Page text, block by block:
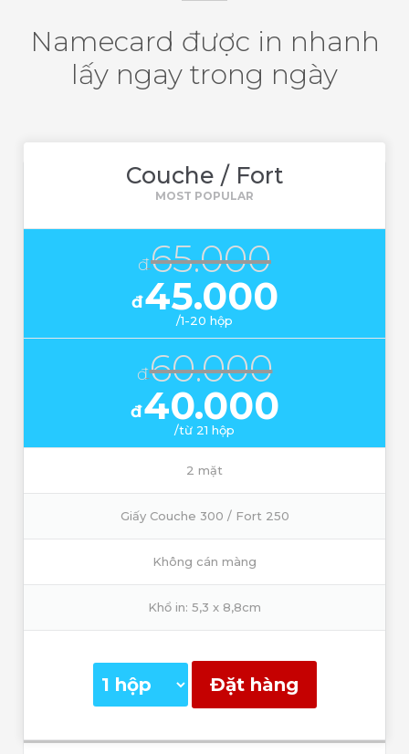
Namecard được in nhanh
lấy ngay trong ngày
Couche / Fort
đ65.000
đ45.000
/1-20 hộp
đ60.000
đ40.000
/từ 21 hộp
2 mặt
Giấy Couche 300 / Fort 250
Không cán màng
Khổ in: 5,3 x 8,8cm
Đặt hàng